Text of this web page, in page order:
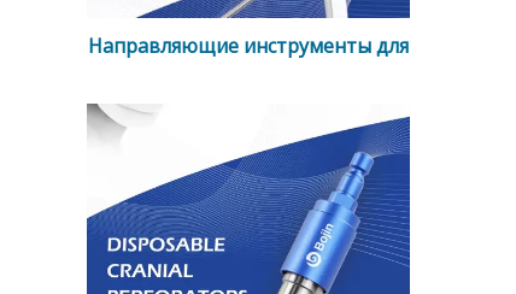
Направляющие инструменты для